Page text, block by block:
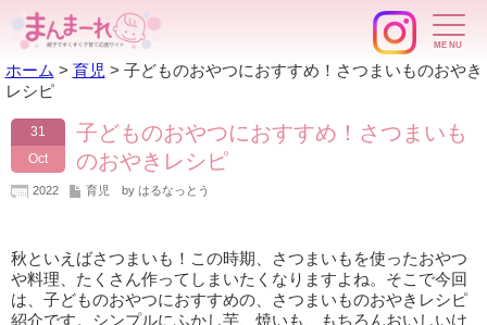
ホーム > 育児 > 子どものおやつにおすすめ！さつまいものおやき
レシピ
31
Oct
子どものおやつにおすすめ！さつまいも
のおやきレシピ
2022 育児 by はるなっとう
秋といえばさつまいも！この時期、さつまいもを使ったおやつ
や料理、たくさん作ってしまいたくなりますよね。そこで今回
は、子どものおやつにおすすめの、さつまいものおやきレシピ
紹介です。シンプルにふかし芋、焼いも、もちろんおいしいけ